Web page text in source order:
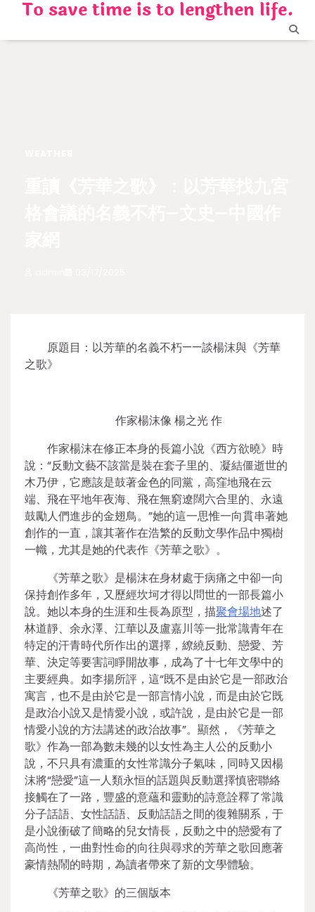
content
To save time is to lengthen life.
原題目：以芳華的名義不朽——談楊沫與《芳華
之歌》
作家楊沫像 楊之光 作
作家楊沫在修正本身的長篇小說《西方欲曉》時
說：“反動文藝不該當是裝在套子里的、凝結僵逝世的
木乃伊，它應該是鼓著金色的同黨，高窪地飛在云
端、飛在平地年夜海、飛在無窮遼闊六合里的、永遠
鼓勵人們進步的金翅鳥。”她的這一思惟一向貫串著她
創作的一直，讓其著作在浩繁的反動文學作品中獨樹
一幟，尤其是她的代表作《芳華之歌》。
《芳華之歌》是楊沫在身材處于病痛之中卻一向
保持創作多年，又歷經坎坷才得以問世的一部長篇小
說。她以本身的生涯和生長為原型，描聚會場地述了
林道靜、余永澤、江華以及盧嘉川等一批常識青年在
特定的汗青時代所作出的選擇，繚繞反動、戀愛、芳
華、決定等要害詞睜開故事，成為了十七年文學中的
主要經典。如李揚所評，這“既不是由於它是一部政治
寓言，也不是由於它是一部言情小說，而是由於它既
是政治小說又是情愛小說，或許說，是由於它是一部
情愛小說的方法講述的政治故事”。顯然，《芳華之
歌》作為一部為數未幾的以女性為主人公的反動小
說，不只具有濃重的女性常識分子氣味，同時又因楊
沫將“戀愛”這一人類永恒的話題與反動選擇慎密聯絡
接觸在了一路，豐盛的意蘊和靈動的詩意詮釋了常識
分子話語、女性話語、反動話語之間的復雜關系，于
是小說衝破了簡略的兒女情長，反動之中的戀愛有了
高尚性，一曲對性命的向往與尋求的芳華之歌回應著
豪情熱鬧的時期，為讀者帶來了新的文學體驗。
《芳華之歌》的三個版本